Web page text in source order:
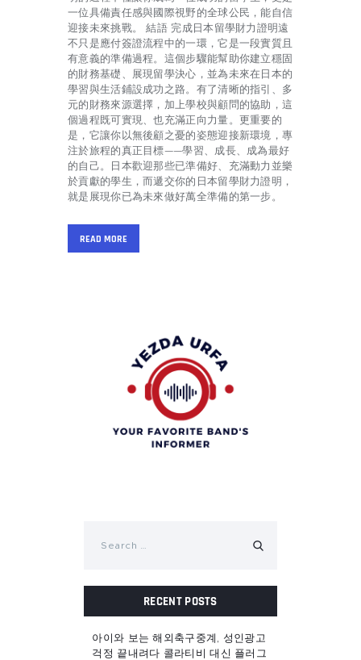
一位具備責任感與國際視野的全球公民，能自信
迎接未來挑戰。 結語 完成日本留學財力證明遠
不只是應付簽證流程中的一環，它是一段實質且
有意義的準備過程。這個步驟能幫助你建立穩固
的財務基礎、展現留學決心，並為未來在日本的
學習與生活鋪設成功之路。有了清晰的指引、多
元的財務來源選擇，加上學校與顧問的協助，這
個過程既可實現、也充滿正向力量。更重要的
是，它讓你以無後顧之憂的姿態迎接新環境，專
注於旅程的真正目標——學習、成長、成為最好
的自己。日本歡迎那些已準備好、充滿動力並樂
於貢獻的學生，而遞交你的日本留學財力證明，
就是展現你已為未來做好萬全準備的第一步。
READ MORE
for:
RECENT POSTS
아이와 보는 해외축구중계, 성인광고
걱정 끝내려다 콜라티비 대신 플러그